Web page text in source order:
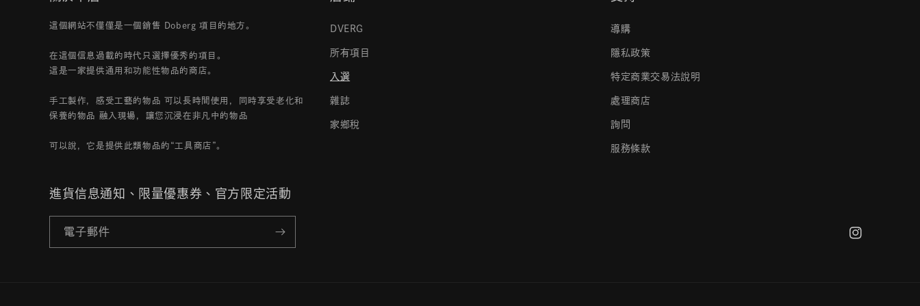
這個網站不僅僅是一個銷售 Doberg 項目的地方。
在這個信息過載的時代只選擇優秀的項目。
這是一家提供通用和功能性物品的商店。
手工製作，感受工藝的物品 可以長時間使用，同時享受老化和
保養的物品 融入現場，讓您沉浸在非凡中的物品
可以說，它是提供此類物品的“工具商店”。
DVERG
所有項目
入選
雜誌
家鄉稅
導購
隱私政策
特定商業交易法說明
處理商店
詢問
服務條款
進貨信息通知、限量優惠券、官方限定活動
電子郵件
Instagram